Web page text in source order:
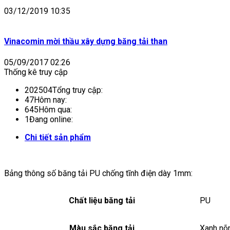
03/12/2019 10:35
Vinacomin mời thầu xây dựng băng tải than
05/09/2017 02:26
Thống kê truy cập
202504Tổng truy cập:
47Hôm nay:
645Hôm qua:
1Đang online:
Chi tiết sản phẩm
Bảng thông số băng tải PU chống tĩnh điện dày 1mm:
Chất liệu băng tải PU
Màu sắc băng tải Xanh